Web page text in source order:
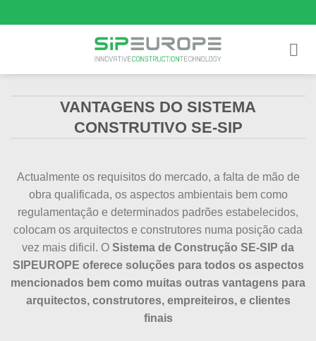
to
VANTAGENS DO SISTEMA
CONSTRUTIVO SE-SIP
Actualmente os requisitos do mercado, a falta de mão de
obra qualificada, os aspectos ambientais bem como
regulamentação e determinados padrões estabelecidos,
colocam os arquitectos e construtores numa posição cada
vez mais dificil. O Sistema de Construção SE-SIP da
SIPEUROPE oferece soluções para todos os aspectos
mencionados bem como muitas outras vantagens para
arquitectos, construtores, empreiteiros, e clientes
finais